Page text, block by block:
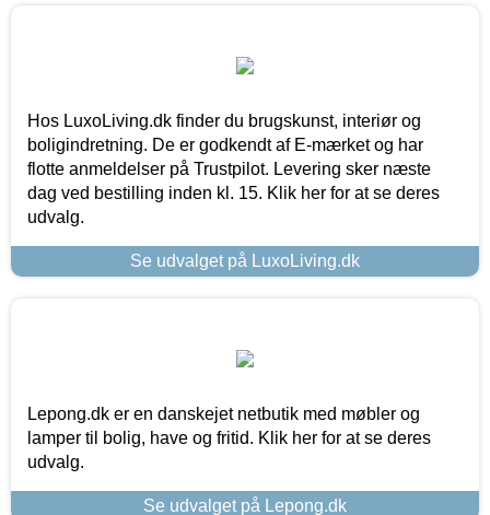
Hos LuxoLiving.dk finder du brugskunst, interiør og
boligindretning. De er godkendt af E-mærket og har
flotte anmeldelser på Trustpilot. Levering sker næste
dag ved bestilling inden kl. 15. Klik her for at se deres
udvalg.
Se udvalget på LuxoLiving.dk
Lepong.dk er en danskejet netbutik med møbler og
lamper til bolig, have og fritid. Klik her for at se deres
udvalg.
Se udvalget på Lepong.dk